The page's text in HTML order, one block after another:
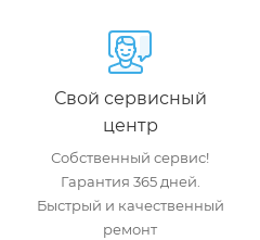
Свой сервисный
центр
Собственный сервис!
Гарантия 365 дней.
Быстрый и качественный
ремонт